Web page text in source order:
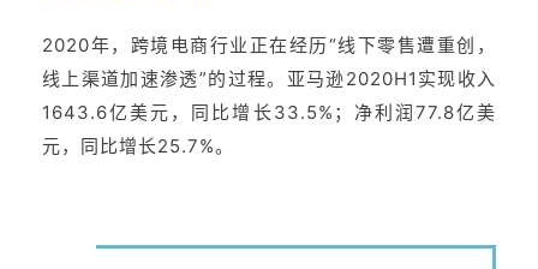
2020年，跨境电商行业正在经历“线下零售遭重创，
线上渠道加速渗透”的过程。亚马逊2020H1实现收入
1643.6亿美元，同比增长33.5%；净利润77.8亿美
元，同比增长25.7%。